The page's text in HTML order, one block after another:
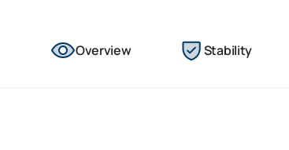
Overview Stability